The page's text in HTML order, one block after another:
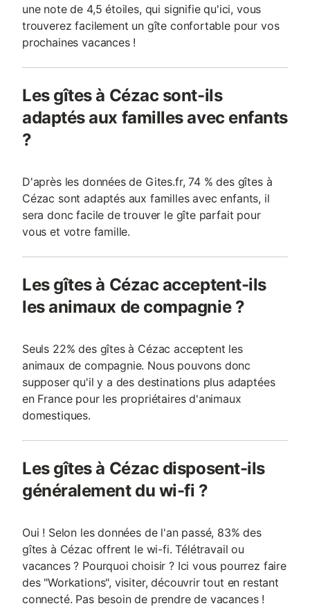
une note de 4,5 étoiles, qui signifie qu'ici, vous
trouverez facilement un gîte confortable pour vos
prochaines vacances !
Les gîtes à Cézac sont-ils
adaptés aux familles avec enfants
?
D'après les données de Gites.fr, 74 % des gîtes à
Cézac sont adaptés aux familles avec enfants, il
sera donc facile de trouver le gîte parfait pour
vous et votre famille.
Les gîtes à Cézac acceptent-ils
les animaux de compagnie ?
Seuls 22% des gîtes à Cézac acceptent les
animaux de compagnie. Nous pouvons donc
supposer qu'il y a des destinations plus adaptées
en France pour les propriétaires d'animaux
domestiques.
Les gîtes à Cézac disposent-ils
généralement du wi-fi ?
Oui ! Selon les données de l'an passé, 83% des
gîtes à Cézac offrent le wi-fi. Télétravail ou
vacances ? Pourquoi choisir ? Ici vous pourrez faire
des "Workations", visiter, découvrir tout en restant
connecté. Pas besoin de prendre de vacances !